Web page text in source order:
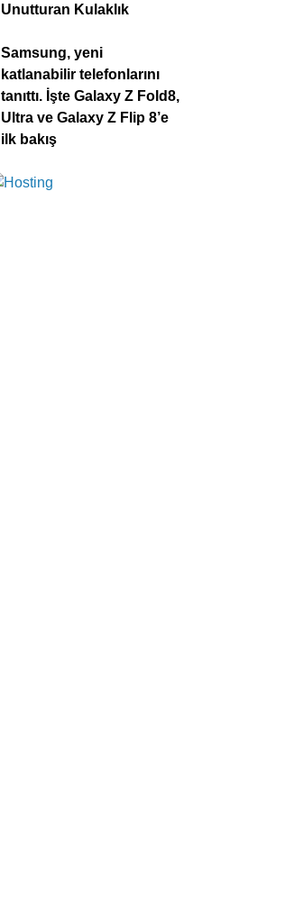
Unutturan Kulaklık
Samsung, yeni
katlanabilir telefonlarını
tanıttı. İşte Galaxy Z Fold8,
Ultra ve Galaxy Z Flip 8’e
ilk bakış